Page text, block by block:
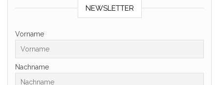
NEWSLETTER
Vorname
Nachname